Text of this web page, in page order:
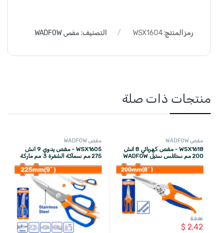
رمز المنتج:WSX1604 التصنيف: مقص WADFOW
منتجات ذات صلة
مقص WADFOW
WSX1618 - مقص كهربائي 8 انش
200 مم ستانلس ستيل WADFOW
$2,42
$2,66
مقص WADFOW
WSX1605 - مقص يدوي 9 انش
275 مم سماكة الشفرة 3 مم ماركة